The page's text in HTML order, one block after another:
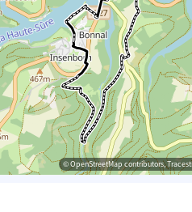
© Eddy & Rita
© OpenStreetMap contributors,